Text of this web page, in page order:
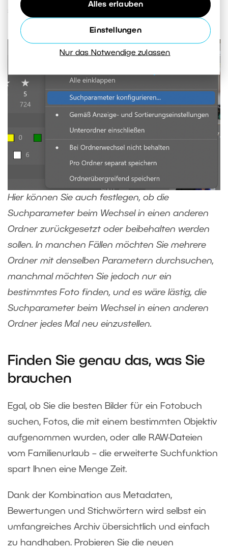
Alles erlauben
Einstellungen
Nur das Notwendige zulassen
sind.
Hier können Sie auch festlegen, ob die
Suchparameter beim Wechsel in einen anderen
Ordner zurückgesetzt oder beibehalten werden
sollen. In manchen Fällen möchten Sie mehrere
Ordner mit denselben Parametern durchsuchen,
manchmal möchten Sie jedoch nur ein
bestimmtes Foto finden, und es wäre lästig, die
Suchparameter beim Wechsel in einen anderen
Ordner jedes Mal neu einzustellen.
Finden Sie genau das, was Sie
brauchen
Egal, ob Sie die besten Bilder für ein Fotobuch
suchen, Fotos, die mit einem bestimmten Objektiv
aufgenommen wurden, oder alle RAW-Dateien
vom Familienurlaub – die erweiterte Suchfunktion
spart Ihnen eine Menge Zeit.
Dank der Kombination aus Metadaten,
Bewertungen und Stichwörtern wird selbst ein
umfangreiches Archiv übersichtlich und einfach
zu handhaben. Probieren Sie die neuen